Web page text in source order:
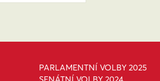
PARLAMENTNÍ VOLBY 2025